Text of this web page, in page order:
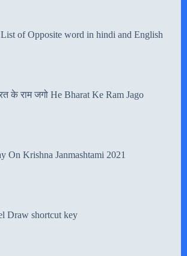
of Opposite word in hindi and English
के राम जगो He Bharat Ke Ram Jago
On Krishna Janmashtami 2021
Draw shortcut key